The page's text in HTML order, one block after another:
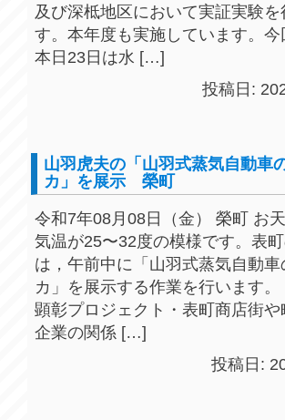
及び深柢地区において実証実験を
す。本年度も実施しています。今
本日23日は水 […]
投稿日:
山羽虎夫の「山羽式蒸気自動車
カ」を展示 榮町
令和7年08月08日（金） 榮町 お
気温が25〜32度の模様です。表
は，午前中に「山羽式蒸気自動車
カ」を展示する作業を行います
顕彰プロジェクト・表町商店街
企業の関係 […]
投稿日: